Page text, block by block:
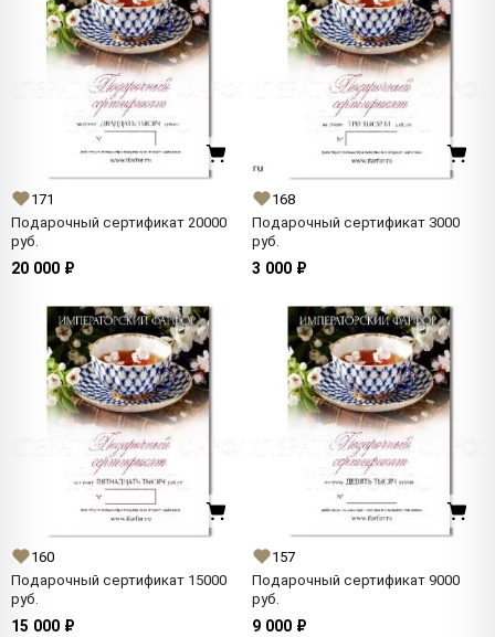
171
Подарочный сертификат 20000
руб.
20 000 ₽
168
Подарочный сертификат 3000
руб.
3 000 ₽
160
Подарочный сертификат 15000
руб.
15 000 ₽
157
Подарочный сертификат 9000
руб.
9 000 ₽